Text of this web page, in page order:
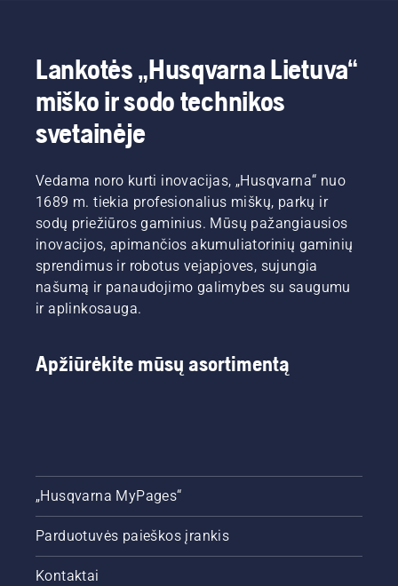
Lankotės „Husqvarna Lietuva“
miško ir sodo technikos
svetainėje
Vedama noro kurti inovacijas, „Husqvarna“ nuo
1689 m. tiekia profesionalius miškų, parkų ir
sodų priežiūros gaminius. Mūsų pažangiausios
inovacijos, apimančios akumuliatorinių gaminių
sprendimus ir robotus vejapjoves, sujungia
našumą ir panaudojimo galimybes su saugumu
ir aplinkosauga.
Apžiūrėkite mūsų asortimentą
„Husqvarna MyPages“
Parduotuvės paieškos įrankis
Kontaktai